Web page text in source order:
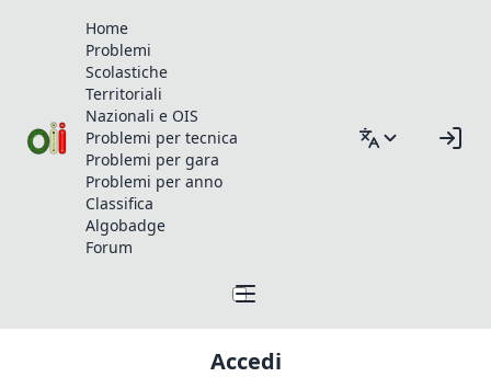
Home
Problemi
Scolastiche
Territoriali
Nazionali e OIS
Problemi per tecnica
Problemi per gara
Problemi per anno
Classifica
Algobadge
Forum
Accedi